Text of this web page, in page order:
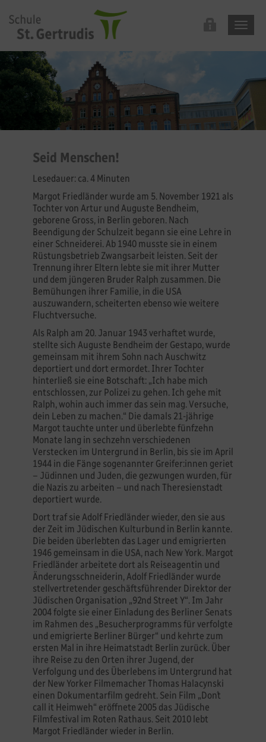
Seid Menschen!
Lesedauer: ca. 4 Minuten
Margot Friedländer wurde am 5. November 1921 als
Tochter von Artur und Auguste Bendheim,
geborene Gross, in Berlin geboren. Nach
Beendigung der Schulzeit begann sie eine Lehre in
einer Schneiderei. Ab 1940 musste sie in einem
Rüstungsbetrieb Zwangsarbeit leisten. Seit der
Trennung ihrer Eltern lebte sie mit ihrer Mutter
und dem jüngeren Bruder Ralph zusammen. Die
Bemühungen ihrer Familie, in die USA
auszuwandern, scheiterten ebenso wie weitere
Fluchtversuche.
Als Ralph am 20. Januar 1943 verhaftet wurde,
stellte sich Auguste Bendheim der Gestapo, wurde
gemeinsam mit ihrem Sohn nach Auschwitz
deportiert und dort ermordet. Ihrer Tochter
hinterließ sie eine Botschaft: „Ich habe mich
entschlossen, zur Polizei zu gehen. Ich gehe mit
Ralph, wohin auch immer das sein mag. Versuche,
dein Leben zu machen.“ Die damals 21-jährige
Margot tauchte unter und überlebte fünfzehn
Monate lang in sechzehn verschiedenen
Verstecken im Untergrund in Berlin, bis sie im April
1944 in die Fänge sogenannter Greifer:innen geriet
– Jüdinnen und Juden, die gezwungen wurden, für
die Nazis zu arbeiten – und nach Theresienstadt
deportiert wurde.
Dort traf sie Adolf Friedländer wieder, den sie aus
der Zeit im Jüdischen Kulturbund in Berlin kannte.
Die beiden überlebten das Lager und emigrierten
1946 gemeinsam in die USA, nach New York. Margot
Friedländer arbeitete dort als Reiseagentin und
Änderungsschneiderin, Adolf Friedländer wurde
stellvertretender geschäftsführender Direktor der
Jüdischen Organisation „92nd Street Y“. Im Jahr
2004 folgte sie einer Einladung des Berliner Senats
im Rahmen des „Besucherprogramms für verfolgte
und emigrierte Berliner Bürger“ und kehrte zum
ersten Mal in ihre Heimatstadt Berlin zurück. Über
ihre Reise zu den Orten ihrer Jugend, der
Verfolgung und des Überlebens im Untergrund hat
der New Yorker Filmemacher Thomas Halacynski
einen Dokumentarfilm gedreht. Sein Film „Don´t
call it Heimweh“ eröffnete 2005 das Jüdische
Filmfestival im Roten Rathaus. Seit 2010 lebt
Margot Friedländer wieder in Berlin.